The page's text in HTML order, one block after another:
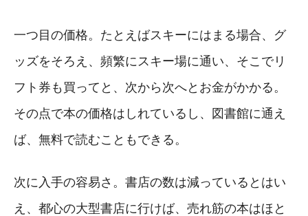
一つ目の価格。たとえばスキーにはまる場合、グ
ッズをそろえ、頻繁にスキー場に通い、そこでリ
フト券も買ってと、次から次へとお金がかかる。
その点で本の価格はしれているし、図書館に通え
ば、無料で読むこともできる。
次に入手の容易さ。書店の数は減っているとはい
え、都心の大型書店に行けば、売れ筋の本はほと